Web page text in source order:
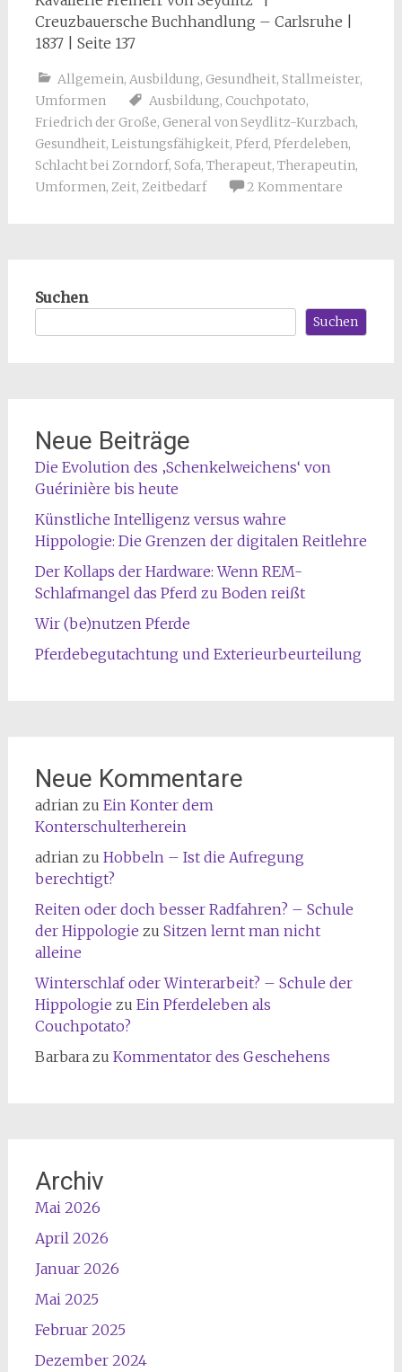
Creuzbauersche Buchhandlung – Carlsruhe |
1837 | Seite 137
Allgemein, Ausbildung, Gesundheit, Stallmeister,
Umformen
Ausbildung, Couchpotato,
Friedrich der Große, General von Seydlitz-Kurzbach,
Gesundheit, Leistungsfähigkeit, Pferd, Pferdeleben,
Schlacht bei Zorndorf, Sofa, Therapeut, Therapeutin,
Umformen, Zeit, Zeitbedarf 2 Kommentare
Suchen
Suchen
Neue Beiträge
Die Evolution des ‚Schenkelweichens‘ von
Guérinière bis heute
Künstliche Intelligenz versus wahre
Hippologie: Die Grenzen der digitalen Reitlehre
Der Kollaps der Hardware: Wenn REM-
Schlafmangel das Pferd zu Boden reißt
Wir (be)nutzen Pferde
Pferdebegutachtung und Exterieurbeurteilung
Neue Kommentare
adrian zu Ein Konter dem
Konterschulterherein
adrian zu Hobbeln – Ist die Aufregung
berechtigt?
Reiten oder doch besser Radfahren? – Schule
der Hippologie zu Sitzen lernt man nicht
alleine
Winterschlaf oder Winterarbeit? – Schule der
Hippologie zu Ein Pferdeleben als
Couchpotato?
Barbarazu Kommentator des Geschehens
Archiv
Mai 2026
April 2026
Januar 2026
Mai 2025
Februar 2025
Dezember 2024